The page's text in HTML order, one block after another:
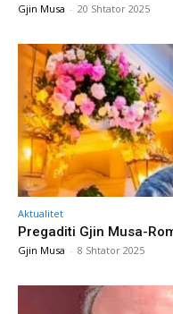
Gjin Musa - 20 Shtator 2025
Aktualitet
Pregaditi Gjin Musa-
Gjin Musa - 8 Shtator 2025